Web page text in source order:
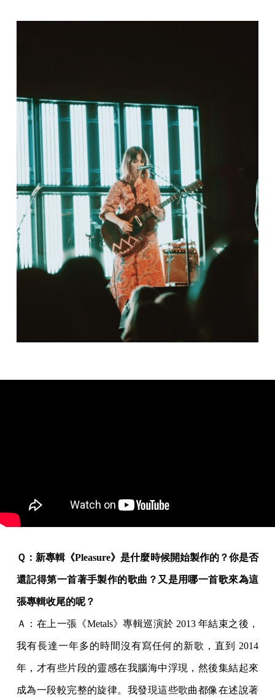
Ｑ：新專輯《Pleasure》是什麼時候開始製作的？你是否
還記得第一首著手製作的歌曲？又是用哪一首歌來為這
張專輯收尾的呢？
Ａ：在上一張《Metals》專輯巡演於 2013 年結束之後，
我有長達一年多的時間沒有寫任何的新歌，直到 2014
年，才有些片段的靈感在我腦海中浮現，然後集結起來
成為一段較完整的旋律。我發現這些歌曲都像在述說著